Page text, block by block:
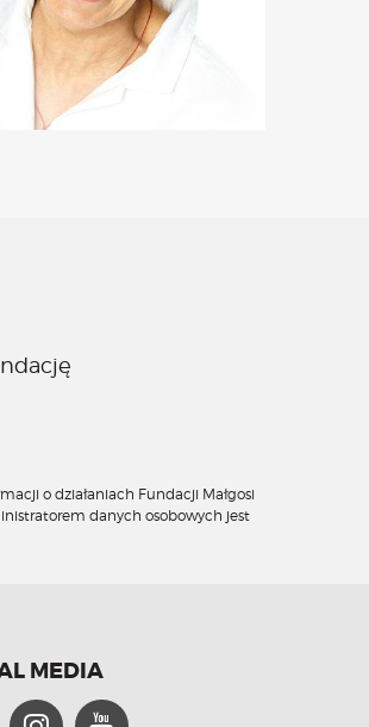
o działaniach Fundacji Małgosi
danych osobowych jest
MEDIA